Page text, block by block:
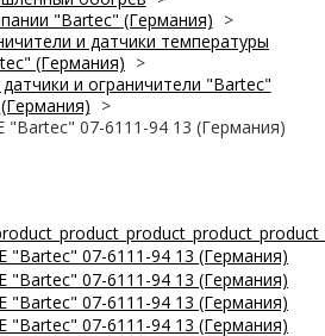
"Bartec" (Германия) >
и датчики температуры
(Германия) >
и ограничители "Bartec"
(Германия) >
07-6111-94 13 (Германия)